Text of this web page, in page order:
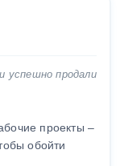
успешно продали
проекты –
обойти